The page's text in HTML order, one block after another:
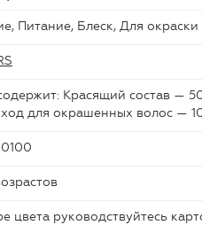
Питание, Блеск, Для окраски
Красящий состав —
для окрашенных волос —
цвета руководствуйтесь